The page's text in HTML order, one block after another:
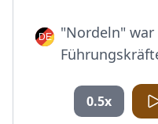
"Nordeln" war
0.5x